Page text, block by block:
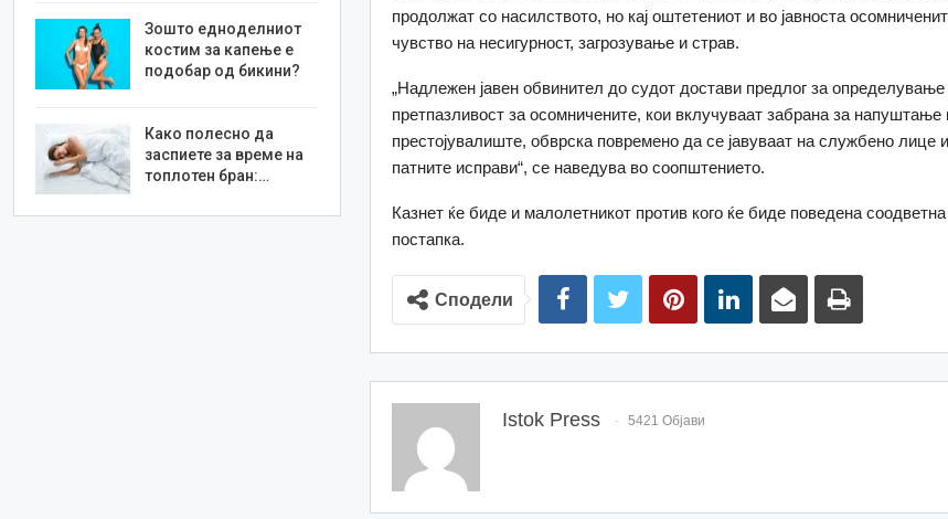
продолжат со насилството, но кај оштетениот и во јавноста
чувство на несигурност, загрозување и страв.
„Надлежен јавен обвинител до судот достави предлог за
претпазливост за осомничените, кои вклучуваат забрана за
престојувалиште, обврска повремено да се јавуваат на службено лице
патните исправи“, се наведува во соопштението.
Казнет ќе биде и малолетникот против кого ќе биде поведена соодветна
постапка.
Сподели
Istok Press 5421 Објави
Зошто едноделниот
костим за капење е
подобар од бикини?
Како полесно да
заспиете за време на
топлотен бран:…